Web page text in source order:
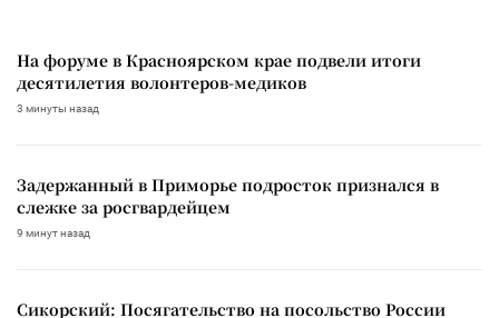
На форуме в Красноярском крае подвели итоги
десятилетия волонтеров-медиков
3 минуты назад
Задержанный в Приморье подросток признался в
слежке за росгвардейцем
9 минут назад
Сикорский: Посягательство на посольство России